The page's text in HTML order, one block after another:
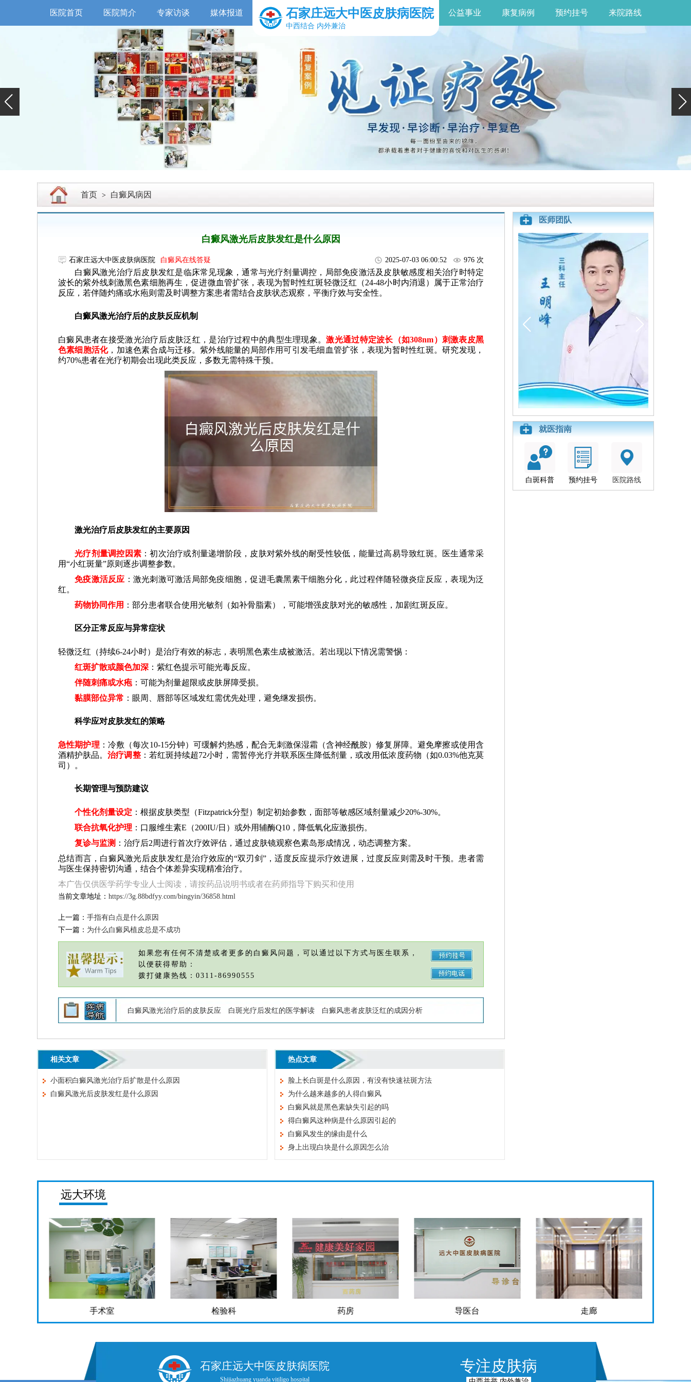
医院首页 医院简介 专家访谈 媒体报道 石家庄远大中医皮肤病医院
中西结合 内外兼治
公益事业 康复病例 预约挂号 来院路线
首页 > 白癜风病因
白癜风激光后皮肤发红是什么原因
石家庄远大中医皮肤病医院 白癜风在线答疑 2025-07-03 06:00:52 976 次
白癜风激光治疗后皮肤发红是临床常见现象，通常与光疗剂量调控，局部免疫激活及皮肤敏感度相关治疗时特定
波长的紫外线刺激黑色素细胞再生，促进微血管扩张，表现为暂时性红斑轻微泛红（24-48小时内消退）属于正常治疗
反应，若伴随灼痛或水疱则需及时调整方案患者需结合皮肤状态观察，平衡疗效与安全性。
白癜风激光治疗后的皮肤反应机制
白癜风患者在接受激光治疗后皮肤泛红，是治疗过程中的典型生理现象。激光通过特定波长（如308nm）刺激表皮黑
色素细胞活化，加速色素合成与迁移。紫外线能量的局部作用可引发毛细血管扩张，表现为暂时性红斑。研究发现，
约70%患者在光疗初期会出现此类反应，多数无需特殊干预。
激光治疗后皮肤发红的主要原因
光疗剂量调控因素 ：初次治疗或剂量递增阶段，皮肤对紫外线的耐受性较低，能量过高易导致红斑。医生通常采
用“小红斑量”原则逐步调整参数。
免疫激活反应 ：激光刺激可激活局部免疫细胞，促进毛囊黑素干细胞分化，此过程伴随轻微炎症反应，表现为泛
红。
药物协同作用 ：部分患者联合使用光敏剂（如补骨脂素），可能增强皮肤对光的敏感性，加剧红斑反应。
区分正常反应与异常症状
轻微泛红（持续6-24小时）是治疗有效的标志，表明黑色素生成被激活。若出现以下情况需警惕：
红斑扩散或颜色加深 ：紫红色提示可能光毒反应。
伴随刺痛或水疱 ：可能为剂量超限或皮肤屏障受损。
黏膜部位异常 ：眼周、唇部等区域发红需优先处理，避免继发损伤。
科学应对皮肤发红的策略
急性期护理 ：冷敷（每次10-15分钟）可缓解灼热感，配合无刺激保湿霜（含神经酰胺）修复屏障。避免摩擦或使用含
酒精护肤品。治疗调整：若红斑持续超72小时，需暂停光疗并联系医生降低剂量，或改用低浓度药物（如0.03%他克莫
司）。
长期管理与预防建议
个性化剂量设定 ：根据皮肤类型（Fitzpatrick分型）制定初始参数，面部等敏感区域剂量减少20%-30%。
联合抗氧化护理 ：口服维生素E（200IU/日）或外用辅酶Q10，降低氧化应激损伤。
复诊与监测 ：治疗后2周进行首次疗效评估，通过皮肤镜观察色素岛形成情况，动态调整方案。
总结而言，白癜风激光后皮肤发红是治疗效应的“双刃剑”，适度反应提示疗效进展，过度反应则需及时干预。患者需
与医生保持密切沟通，结合个体差异实现精准治疗。
本广告仅供医学药学专业人士阅读，请按药品说明书或者在药师指导下购买和使用
当前文章地址： https://3g.88bdfyy.com/bingyin/36858.html
上一篇： 手指有白点是什么原因
下一篇： 为什么白癜风植皮总是不成功
如果您有任何不清楚或者更多的白癜风问题，可以通过以下方式与医生联系，
以便获得帮助：
拨打健康热线：0311-86990555
白癜风激光治疗后的皮肤反应 白斑光疗后发红的医学解读 白癜风患者皮肤泛红的成因分析
相关文章
小面积白癜风激光治疗后扩散是什么原因
白癜风激光后皮肤发红是什么原因
热点文章
脸上长白斑是什么原因，有没有快速祛斑方法
为什么越来越多的人得白癜风
白癜风就是黑色素缺失引起的吗
得白癜风这种病是什么原因引起的
白癜风发生的缘由是什么
身上出现白块是什么原因怎么治
医师团队
就医指南
白斑科普 预约挂号 医院路线
远大环境
手术室 检验科 药房 导医台 走廊
石家庄远大中医皮肤病医院
Shijiazhuang yuanda vitiligo hospital
专注皮肤病